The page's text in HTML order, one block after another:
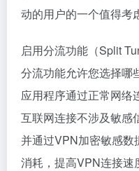
动的用户的一个值得考
启用分流功能（Split
分流功能允许您选择哪
应用程序通过正常网络
互联网连接不涉及敏感
并通过VPN加密敏感
消耗，提高VPN连接速